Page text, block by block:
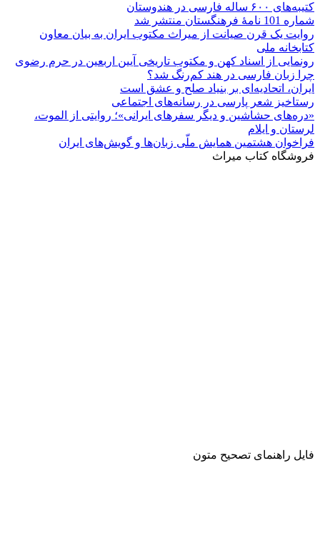
کتیبه‌های ۶۰۰ ساله فارسی در هندوستان
شماره 101 نامۀ فرهنگستان منتشر شد
روایت یک قرن صیانت از میراث مکتوب ایران به بیان معاون
کتابخانه ملی
رونمایی از اسناد کهن و مکتوب تاریخی آیین اربعین در حرم رضوی
چرا زبان فارسی در هند کم‌رنگ شد؟
ایران، اتحادیه‌ای بر بنیاد صلح و عشق است
رستاخیز شعر پارسی در رسانه‌های اجتماعی
«دره‌های حشاشین و دیگر سفرهای ایرانی»؛ روایتی از الموت،
لرستان و ایلام
فراخوان هشتمین همایش ملّی زبان‌ها و گویش‌های ایران
فروشگاه کتاب میراث
فایل راهنمای تصحیح متون